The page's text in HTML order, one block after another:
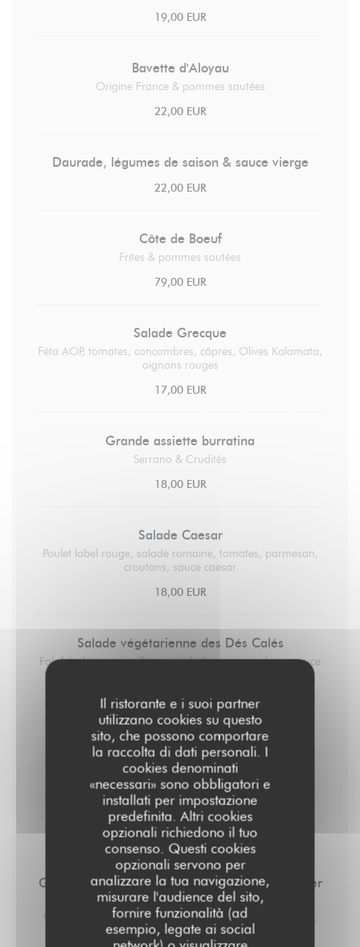
Il ristorante e i suoi partner
utilizzano cookies su questo
sito, che possono comportare
la raccolta di dati personali. I
cookies denominati
«necessari» sono obbligatori e
installati per impostazione
predefinita. Altri cookies
opzionali richiedono il tuo
consenso. Questi cookies
opzionali servono per
analizzare la tua navigazione,
misurare l'audience del sito,
fornire funzionalità (ad
esempio, legate ai social
19,00 EUR
Bavette d'Aloyau
Origine France & pommes sautées
22,00 EUR
Daurade, légumes de saison & sauce vierge
22,00 EUR
Côte de Boeuf
Frites & pommes sautées
79,00 EUR
Salade Grecque
Féta AOP, tomates, concombres, câpres, Olives Kalamata,
oignons rouges
17,00 EUR
Grande assiette burratina
Serrano & Crudités
18,00 EUR
Salade Caesar
Poulet label rouge, salade romaine, tomates, parmesan,
croutons, sauce caesar
18,00 EUR
Salade végétarienne des Dés Calés
Falafels, légumes grillés, pois chiches, concombres, sauce
18,00 EUR
Saucisse 170gr
Ecrasé de pommes de terre
19,00 EUR
LES DESSERTS
Glaces et sorbets préparés par un artisan glacier
(2 boules)
Chocolat, vanille, noix de coco, framboise, citron, fraise,
mangue, café